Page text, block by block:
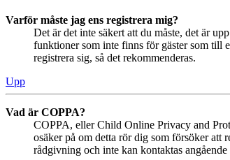
Varför måste jag ens registrera mig?
Det är det inte säkert att du måste, det är
funktioner som inte finns för gäster som till
registrera sig, så det rekommenderas.
Upp
Vad är COPPA?
COPPA, eller Child Online Privacy and
osäker på om detta rör dig som försöker
rådgivning och inte kan kontaktas